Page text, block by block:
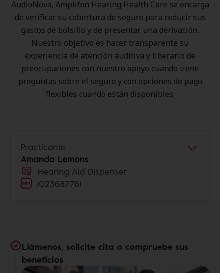
AudioNova, Amplifon Hearing Health Care se encarga
de verificar su cobertura de seguro para reducir sus
gastos de bolsillo y de presentar una derivación.
Nuestro objetivo es hacer transparente su
experiencia de atención auditiva y liberarlo de
preocupaciones con nuestro apoyo cuando tiene
preguntas sobre el seguro y con opciones de pago
flexibles cuando están disponibles.
Practicante
Amanda Lemons
Hearing Aid Dispenser
1023687761
Llámenos, solicite cita o compruebe sus
beneficios